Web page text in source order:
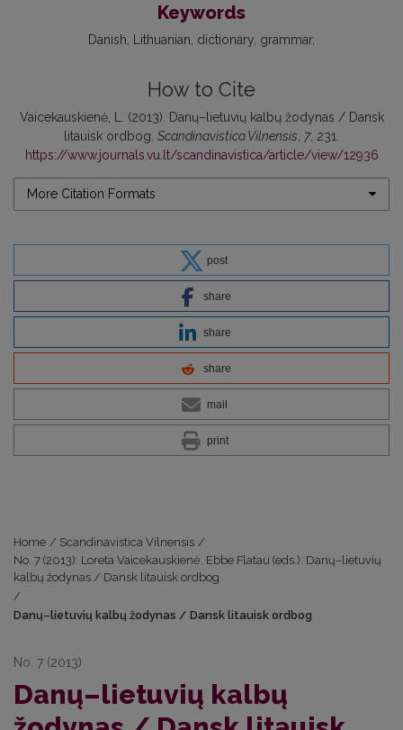
Keywords
Danish Lithuanian dictionary grammar
How to Cite
Vaicekauskienė, L. (2013). Danų–lietuvių kalbų žodynas / Dansk
litauisk ordbog. Scandinavistica Vilnensis 7, 231.
https://www.journals.vu.lt/scandinavistica/article/view/12936
More Citation Formats
post
share
share
share
mail
print
Home / Scandinavistica Vilnensis /
No. 7 (2013): Loreta Vaicekauskienė, Ebbe Flatau (eds.). Danų–lietuvių
kalbų žodynas / Dansk litauisk ordbog
/
Danų–lietuvių kalbų žodynas / Dansk litauisk ordbog
No. 7 (2013)
Danų–lietuvių kalbų